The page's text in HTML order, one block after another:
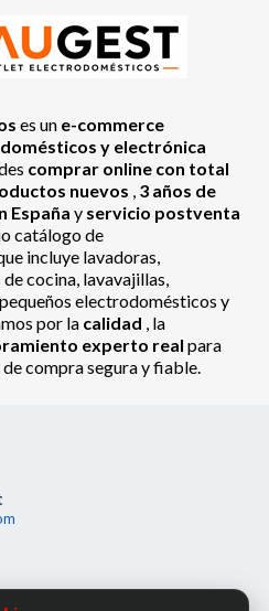
es un e-commerce
y electrónica
comprar online con total
nuevos , 3 años de
España y servicio postventa
catálogo de
incluye lavadoras,
cocina, lavavajillas,
electrodomésticos y
por la calidad , la
experto real para
compra segura y fiable.